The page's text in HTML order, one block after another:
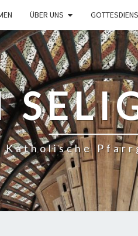
ÜBER UNS
Katholische